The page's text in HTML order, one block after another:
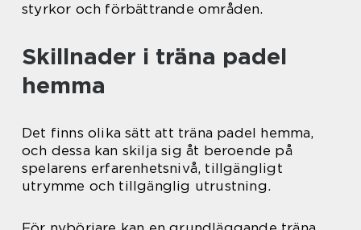
styrkor och förbättrande områden.
Skillnader i träna padel
hemma
Det finns olika sätt att träna padel hemma,
och dessa kan skilja sig åt beroende på
spelarens erfarenhetsnivå, tillgängligt
utrymme och tillgänglig utrustning.